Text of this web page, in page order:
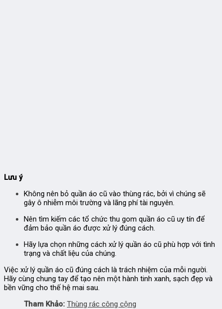
Lưu ý
Không nên bỏ quần áo cũ vào thùng rác, bởi vì chúng sẽ
gây ô nhiễm môi trường và lãng phí tài nguyên.
Nên tìm kiếm các tổ chức thu gom quần áo cũ uy tín để
đảm bảo quần áo được xử lý đúng cách.
Hãy lựa chọn những cách xử lý quần áo cũ phù hợp với tình
trạng và chất liệu của chúng.
Việc xử lý quần áo cũ đúng cách là trách nhiệm của mỗi người.
Hãy cùng chung tay để tạo nên một hành tinh xanh, sạch đẹp và
bền vững cho thế hệ mai sau.
Tham Khảo: Thùng rác công cộng